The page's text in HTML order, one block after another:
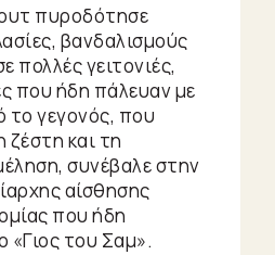
πυροδότησε
βανδαλισμούς
πολλές γειτονιές,
που ήδη πάλευαν με
το γεγονός, που
και τη
συνέβαλε στην
αίσθησης
που ήδη
«Γιος του Σαμ».